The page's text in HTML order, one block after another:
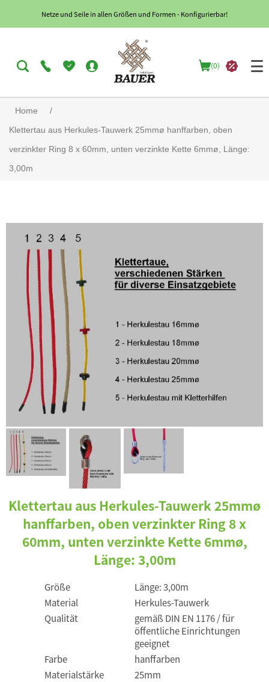
Netze und Seile in allen Größen und Formen - Konfigurierbar!
(0)
Home
/
Klettertau aus Herkules-Tauwerk 25mmø hanffarben, oben
verzinkter Ring 8 x 60mm, unten verzinkte Kette 6mmø, Länge:
3,00m
Klettertau aus Herkules-Tauwerk 25mmø
hanffarben, oben verzinkter Ring 8 x
60mm, unten verzinkte Kette 6mmø,
Länge: 3,00m
Größe
Länge: 3,00m
Material
Herkules-Tauwerk
Qualität
gemäß DIN EN 1176 / für
öffentliche Einrichtungen
geeignet
Farbe
hanffarben
Materialstärke
25mm